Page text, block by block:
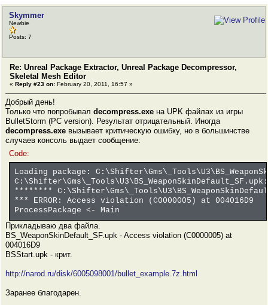
Skymmer
Newbie
Posts: 7
Re: Unreal Package Extractor, Unreal Package Decompressor,
Skeletal Mesh Editor
« Reply #23 on: February 20, 2011, 16:57 »
Добрый день!
Только что попробывал decompress.exe на UPK файлах из игры
BulletStorm (PC version). Результат отрицательный. Иногда
decompress.exe вызывает критическую ошибку, но в большинстве
случаев консоль выдает сообщение:
Code:
Loading package:
********
*** ERROR: Access violation (C0000005) at 004016D9
ProcessPackage <- Main
Прикладываю два файла.
BS_WeaponSkinDefault_SF.upk - Access violation (C0000005) at
004016D9
BSStart.upk - крит.
http://narod.ru/disk/6005098001/bullet_example.7z.html
Заранее благодарен.